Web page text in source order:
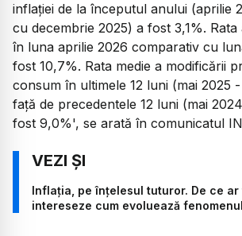
inflației de la începutul anului (aprilie
cu decembrie 2025) a fost 3,1%.
în luna aprilie 2026 comparativ cu
fost 10,7%. Rata medie a modificării
consum în ultimele 12 luni (mai 2025
față de precedentele 12 luni (mai
fost 9,0%', se arată în comunicatul
Inflația, pe înțelesul tuturor. De ce ar
intereseze cum evoluează fenomenul